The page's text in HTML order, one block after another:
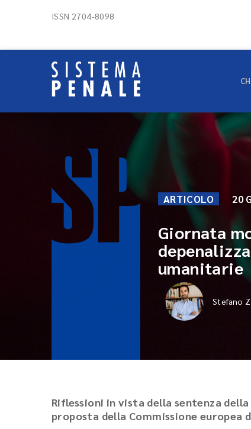
ISSN 2704-8098
ARTICOLO 20
Giornata
umanitarie
Stefano
Riflessioni in vista della sentenza
proposta della Commissione